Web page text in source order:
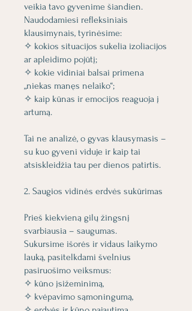
veikia tavo gyvenime šiandien.
Naudodamiesi refleksiniais
klausimynais, tyrinėsime:
✧ kokios situacijos sukelia izoliacijos
ar apleidimo pojūtį;
✧ kokie vidiniai balsai primena
„niekas manęs nelaiko“;
✧ kaip kūnas ir emocijos reaguoja į
artumą.
Tai ne analizė, o gyvas klausymasis –
su kuo gyveni viduje ir kaip tai
atsiskleidžia tau per dienos patirtis.
2. Saugios vidinės erdvės sukūrimas
Prieš kiekvieną gilų žingsnį
svarbiausia – saugumas.
Sukursime išorės ir vidaus laikymo
lauką, pasitelkdami švelnius
pasiruošimo veiksmus:
✧ kūno įsižeminimą,
✧ kvėpavimo sąmoningumą,